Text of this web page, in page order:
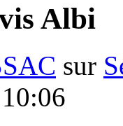
Albi
sur